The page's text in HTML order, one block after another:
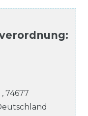
:
, 74677